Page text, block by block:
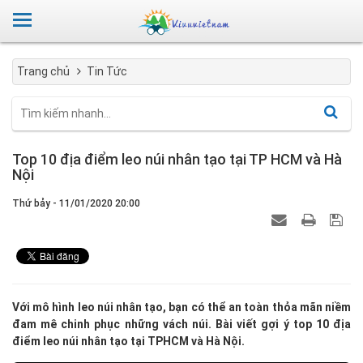
Trang chủ Tin Tức
Top 10 địa điểm leo núi nhân tạo tại TP HCM và Hà
Nội
Thứ bảy - 11/01/2020 20:00
Với mô hình leo núi nhân tạo, bạn có thể an toàn thỏa mãn niềm
đam mê chinh phục những vách núi. Bài viết gợi ý top 10 địa
điểm leo núi nhân tạo tại TPHCM và Hà Nội.